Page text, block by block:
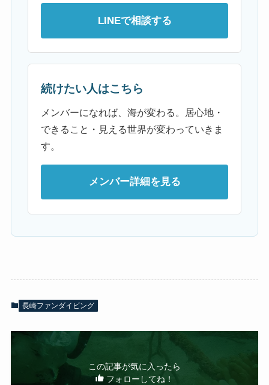
LINEで相談する
続けたい人はこちら
メンバーになれば、海が変わる。居心地・
できること・見える世界が変わっていきま
す。
メンバー詳細を見る
長崎ファンダイビング
この記事が気に入ったら
フォローしてね！